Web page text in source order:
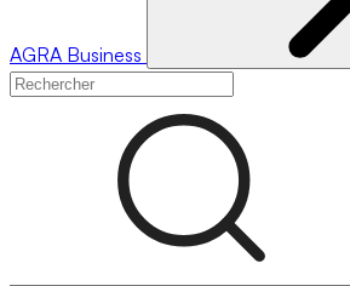
AGRA Business